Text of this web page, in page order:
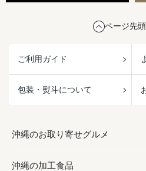
ページ先
ご利用ガイド
包装・熨斗について
沖縄のお取り寄せグルメ
お取り寄せグルメ
沖縄の加工食品